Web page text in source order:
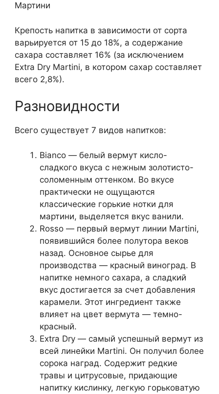
Мартини
Крепость напитка в зависимости от сорта
варьируется от 15 до 18%, а содержание
сахара составляет 16% (за исключением
Extra Dry Martini, в котором сахар составляет
всего 2,8%).
Разновидности
Всего существует 7 видов напитков:
Bianco — белый вермут кисло-
сладкого вкуса с нежным золотисто-
соломенным оттенком. Во вкусе
практически не ощущаются
классические горькие нотки для
мартини, выделяется вкус ванили.
Rosso — первый вермут линии Martini,
появившийся более полутора веков
назад. Основное сырье для
производства — красный виноград. В
напитке немного сахара, а сладкий
вкус достигается за счет добавления
карамели. Этот ингредиент также
влияет на цвет вермута — темно-
красный.
Extra Dry — самый успешный вермут из
всей линейки Martini. Он получил более
сорока наград. Содержит редкие
травы и цитрусовые, придающие
напитку кислинку, легкую горьковатую